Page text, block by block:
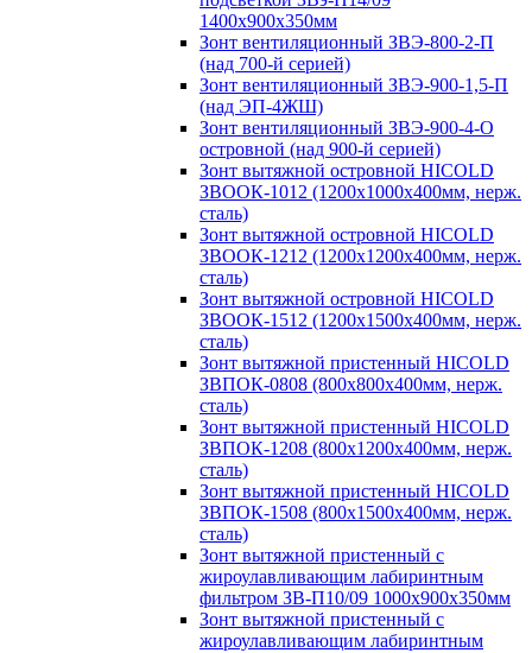
1400х900х350мм
Зонт вентиляционный ЗВЭ-800-2-П
(над 700-й серией)
Зонт вентиляционный ЗВЭ-900-1,5-П
(над ЭП-4ЖШ)
Зонт вентиляционный ЗВЭ-900-4-О
островной (над 900-й серией)
Зонт вытяжной островной HICOLD
ЗВООК-1012 (1200х1000х400мм, нерж.
сталь)
Зонт вытяжной островной HICOLD
ЗВООК-1212 (1200x1200x400мм, нерж.
сталь)
Зонт вытяжной островной HICOLD
ЗВООК-1512 (1200х1500х400мм, нерж.
сталь)
Зонт вытяжной пристенный HICOLD
ЗВПОК-0808 (800х800х400мм, нерж.
сталь)
Зонт вытяжной пристенный HICOLD
ЗВПОК-1208 (800х1200х400мм, нерж.
сталь)
Зонт вытяжной пристенный HICOLD
ЗВПОК-1508 (800х1500х400мм, нерж.
сталь)
Зонт вытяжной пристенный с
жироулавливающим лабиринтным
фильтром ЗВ-П10/09 1000х900х350мм
Зонт вытяжной пристенный с
жироулавливающим лабиринтным